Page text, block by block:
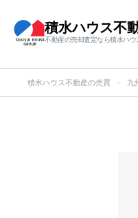
積水ハウス不
不動産の売却査定なら積水ハウ
積水ハウス不動産の売買 九